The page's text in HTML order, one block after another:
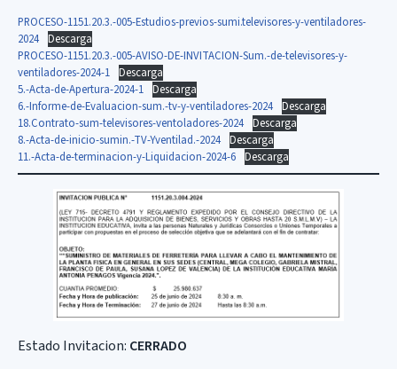
PROCESO-1151.20.3.-005-Estudios-previos-sumi.televisores-y-ventiladores-
2024 Descarga
PROCESO-1151.20.3.-005-AVISO-DE-INVITACION-Sum.-de-televisores-y-
ventiladores-2024-1 Descarga
5.-Acta-de-Apertura-2024-1 Descarga
6.-Informe-de-Evaluacion-sum.-tv-y-ventiladores-2024 Descarga
18.Contrato-sum-televisores-ventoladores-2024 Descarga
8.-Acta-de-inicio-sumin.-TV-Yventilad.-2024 Descarga
11.-Acta-de-terminacion-y-Liquidacion-2024-6 Descarga
Estado Invitacion: CERRADO